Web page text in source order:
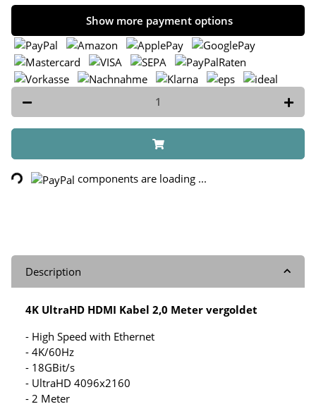
Show more payment options
components are loading ...
Description
4K UltraHD HDMI Kabel 2,0 Meter vergoldet
- High Speed with Ethernet
- 4K/60Hz
- 18GBit/s
- UltraHD 4096x2160
- 2 Meter